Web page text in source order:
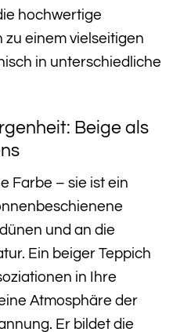
hochwertige
einem vielseitigen
in unterschiedliche
Beige als
Farbe – sie ist ein
und an die
Ein beiger Teppich
in Ihre
Atmosphäre der
Er bildet die